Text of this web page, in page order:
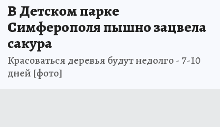
В Детском парке
Симферополя пышно зацвела
сакура
Красоваться деревья будут недолго - 7-10
дней [фото]